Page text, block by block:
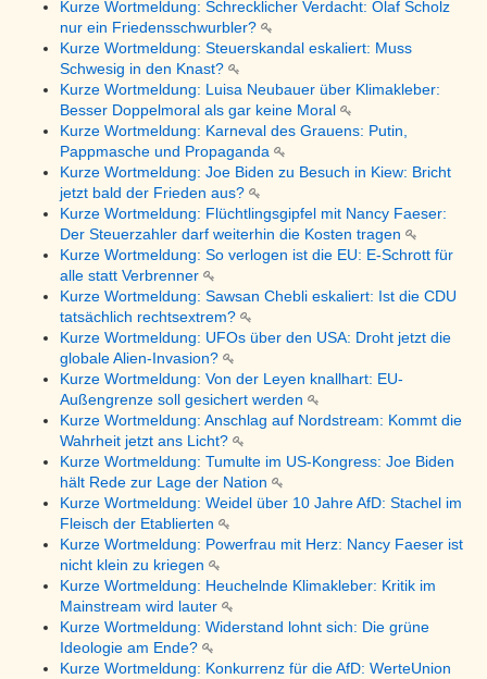
Kurze Wortmeldung: Schrecklicher Verdacht: Olaf Scholz
nur ein Friedensschwurbler?
Kurze Wortmeldung: Steuerskandal eskaliert: Muss
Schwesig in den Knast?
Kurze Wortmeldung: Luisa Neubauer über Klimakleber:
Besser Doppelmoral als gar keine Moral
Kurze Wortmeldung: Karneval des Grauens: Putin,
Pappmasche und Propaganda
Kurze Wortmeldung: Joe Biden zu Besuch in Kiew: Bricht
jetzt bald der Frieden aus?
Kurze Wortmeldung: Flüchtlingsgipfel mit Nancy Faeser:
Der Steuerzahler darf weiterhin die Kosten tragen
Kurze Wortmeldung: So verlogen ist die EU: E-Schrott für
alle statt Verbrenner
Kurze Wortmeldung: Sawsan Chebli eskaliert: Ist die CDU
tatsächlich rechtsextrem?
Kurze Wortmeldung: UFOs über den USA: Droht jetzt die
globale Alien-Invasion?
Kurze Wortmeldung: Von der Leyen knallhart: EU-
Außengrenze soll gesichert werden
Kurze Wortmeldung: Anschlag auf Nordstream: Kommt die
Wahrheit jetzt ans Licht?
Kurze Wortmeldung: Tumulte im US-Kongress: Joe Biden
hält Rede zur Lage der Nation
Kurze Wortmeldung: Weidel über 10 Jahre AfD: Stachel im
Fleisch der Etablierten
Kurze Wortmeldung: Powerfrau mit Herz: Nancy Faeser ist
nicht klein zu kriegen
Kurze Wortmeldung: Heuchelnde Klimakleber: Kritik im
Mainstream wird lauter
Kurze Wortmeldung: Widerstand lohnt sich: Die grüne
Ideologie am Ende?
Kurze Wortmeldung: Konkurrenz für die AfD: WerteUnion